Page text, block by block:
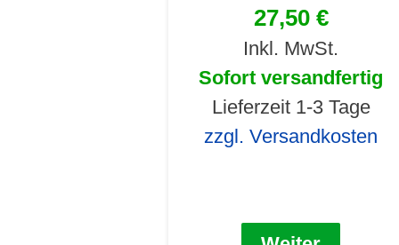
27,50 €
Inkl. MwSt.
Sofort versandfertig
Lieferzeit 1-3 Tage
zzgl. Versandkosten